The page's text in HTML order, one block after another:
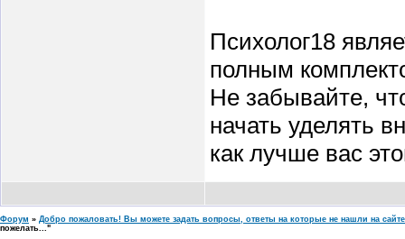
Психолог18
полным
Не забывайте,
начать уделять
как лучше вас
Форум » Добро пожаловать! Вы можете задать вопросы, ответы на которые не нашли на сайте
пожелать..."